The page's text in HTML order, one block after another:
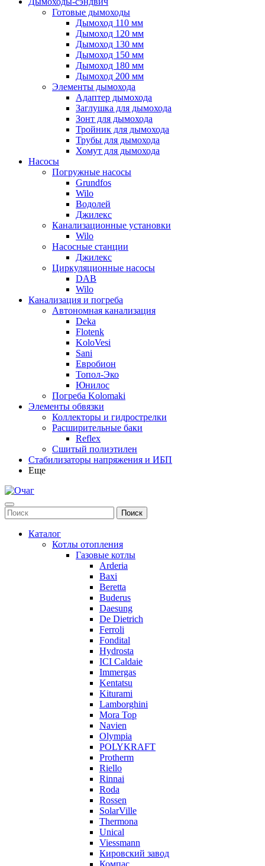
Готовые дымоходы
Дымоход 110 мм
Дымоход 120 мм
Дымоход 130 мм
Дымоход 150 мм
Дымоход 180 мм
Дымоход 200 мм
Элементы дымохода
Адаптер дымохода
Заглушка для дымохода
Зонт для дымохода
Тройник для дымохода
Трубы для дымохода
Хомут для дымохода
Насосы
Погружные насосы
Grundfos
Wilo
Водолей
Джилекс
Канализационные установки
Wilo
Насосные станции
Джилекс
Циркуляционные насосы
DAB
Wilo
Канализация и погреба
Автономная канализация
Deka
Flotenk
KoloVesi
Sani
Евробион
Топол-Эко
Юнилос
Погреба Kolomaki
Элементы обвязки
Коллекторы и гидрострелки
Расширительные баки
Reflex
Сшитый полиэтилен
Стабилизаторы напряжения и ИБП
Еще
Каталог
Котлы отопления
Газовые котлы
Arderia
Baxi
Beretta
Buderus
Daesung
De Dietrich
Ferroli
Fondital
Hydrosta
ICI Caldaie
Immergas
Kentatsu
Kiturami
Lamborghini
Mora Top
Navien
Olympia
POLYKRAFT
Protherm
Riello
Rinnai
Roda
Rossen
SolarVille
Thermona
Unical
Viessmann
Кировский завод
Компас